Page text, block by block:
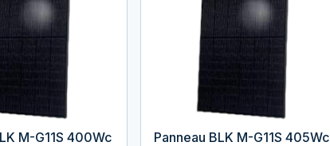
M-G11S 400Wc Panneau BLK M-G11S 405Wc